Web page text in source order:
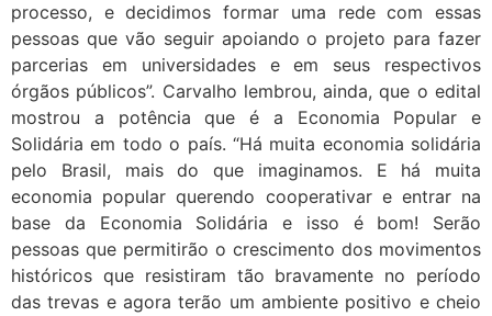
processo, e decidimos formar uma rede com essas
pessoas que vão seguir apoiando o projeto para fazer
parcerias em universidades e em seus respectivos
órgãos públicos”. Carvalho lembrou, ainda, que o edital
mostrou a potência que é a Economia Popular e
Solidária em todo o país. “Há muita economia solidária
pelo Brasil, mais do que imaginamos. E há muita
economia popular querendo cooperativar e entrar na
base da Economia Solidária e isso é bom! Serão
pessoas que permitirão o crescimento dos movimentos
históricos que resistiram tão bravamente no período
das trevas e agora terão um ambiente positivo e cheio